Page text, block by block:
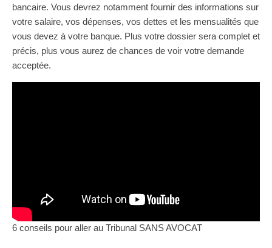
bancaire. Vous devrez notamment fournir des informations sur
votre salaire, vos dépenses, vos dettes et les mensualités que
vous devez à votre banque. Plus votre dossier sera complet et
précis, plus vous aurez de chances de voir votre demande
acceptée.
6 conseils pour aller au Tribunal SANS AVOCAT